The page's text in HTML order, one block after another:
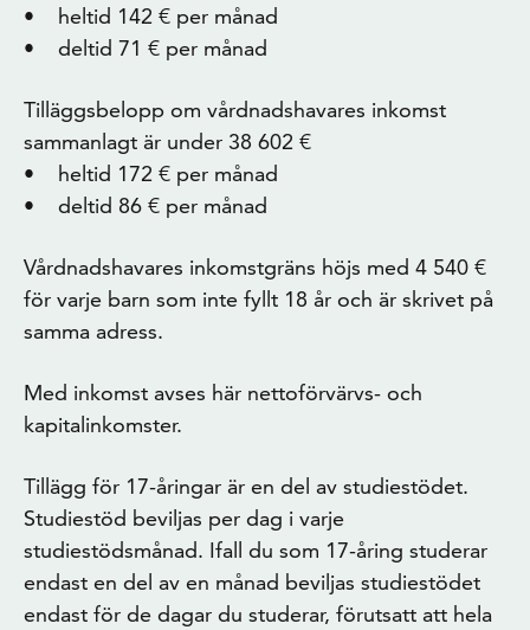
• heltid 142 € per månad
• deltid 71 € per månad
Tilläggsbelopp om vårdnadshavares inkomst
sammanlagt är under 38 602 €
• heltid 172 € per månad
• deltid 86 € per månad
Vårdnadshavares inkomstgräns höjs med 4 540 €
för varje barn som inte fyllt 18 år och är skrivet på
samma adress.
Med inkomst avses här nettoförvärvs- och
kapitalinkomster.
Tillägg för 17-åringar är en del av studiestödet.
Studiestöd beviljas per dag i varje
studiestödsmånad. Ifall du som 17-åring studerar
endast en del av en månad beviljas studiestödet
endast för de dagar du studerar, förutsatt att hela